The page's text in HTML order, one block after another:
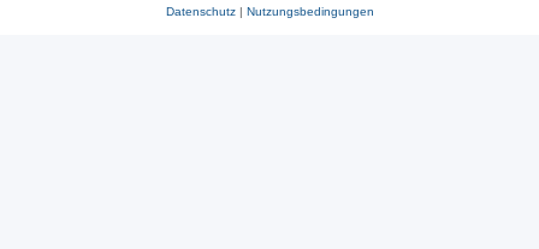
Datenschutz| Nutzungsbedingungen